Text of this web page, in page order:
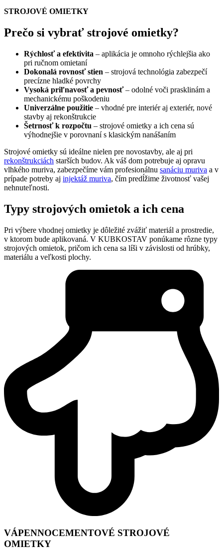
STROJOVÉ OMIETKY
Prečo si vybrať strojové omietky?
Rýchlosť a efektivita – aplikácia je omnoho rýchlejšia ako
pri ručnom omietaní
Dokonalá rovnosť stien – strojová technológia zabezpečí
precízne hladké povrchy
Vysoká priľnavosť a pevnosť– odolné voči prasklinám a
mechanickému poškodeniu
Univerzálne použitie – vhodné pre interiér aj exteriér, nové
stavby aj rekonštrukcie
Šetrnosť k rozpočtu – strojové omietky a ich cena sú
výhodnejšie v porovnaní s klasickým nanášaním
Strojové omietky sú ideálne nielen pre novostavby, ale aj pri
rekonštrukciách starších budov. Ak váš dom potrebuje aj opravu
vlhkého muriva, zabezpečíme vám profesionálnu sanáciu muriva a v
prípade potreby aj injektáž muriva, čím predĺžime životnosť vašej
nehnuteľnosti.
Typy strojových omietok a ich cena
Pri výbere vhodnej omietky je dôležité zvážiť materiál a prostredie,
v ktorom bude aplikovaná. V KUBKOSTAV ponúkame rôzne typy
strojových omietok, pričom ich cena sa líši v závislosti od hrúbky,
materiálu a veľkosti plochy.
VÁPENNOCEMENTOVÉ STROJOVÉ
OMIETKY